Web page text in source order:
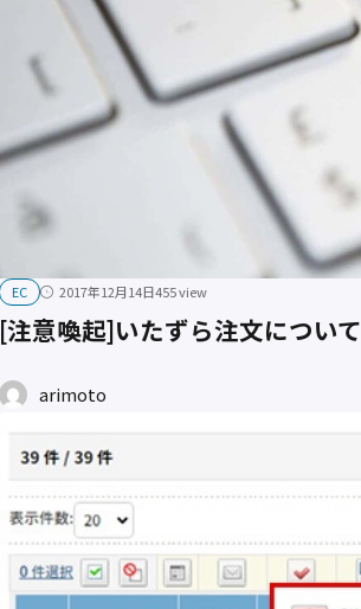
EC 2017年12月14日455 view
[注意喚起]いたずら注文について
arimoto